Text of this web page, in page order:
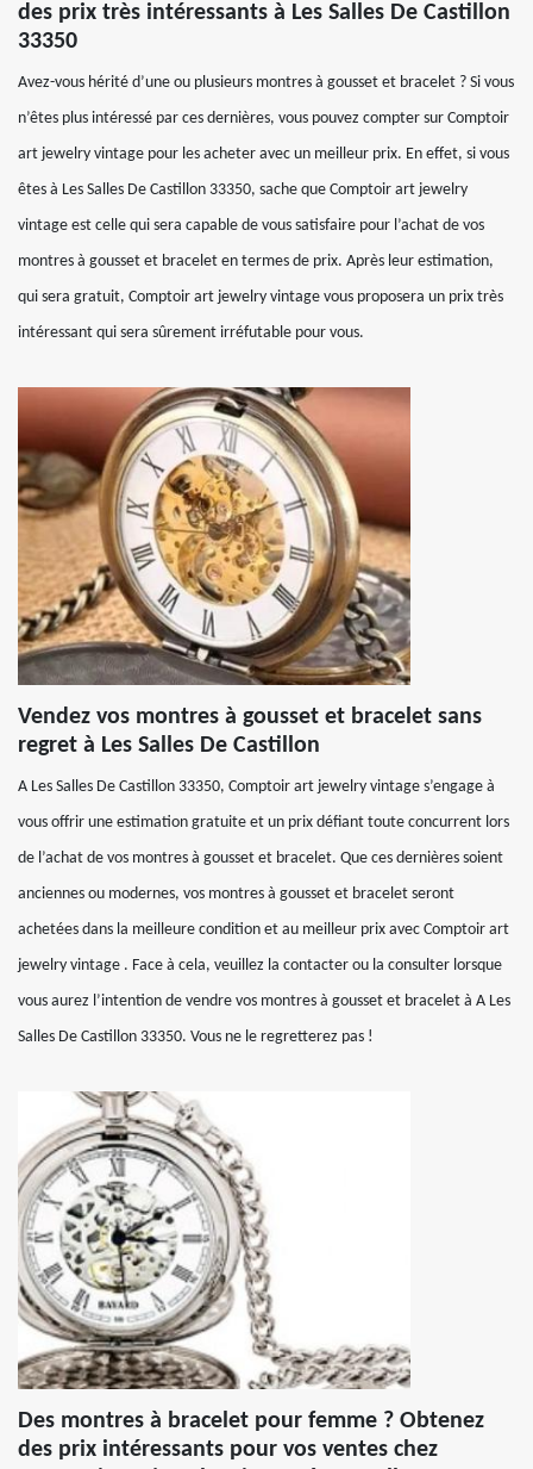
des prix très intéressants à Les Salles De Castillon
33350
Avez-vous hérité d’une ou plusieurs montres à gousset et bracelet ? Si vous
n’êtes plus intéressé par ces dernières, vous pouvez compter sur Comptoir
art jewelry vintage pour les acheter avec un meilleur prix. En effet, si vous
êtes à Les Salles De Castillon 33350, sache que Comptoir art jewelry
vintage est celle qui sera capable de vous satisfaire pour l’achat de vos
montres à gousset et bracelet en termes de prix. Après leur estimation,
qui sera gratuit, Comptoir art jewelry vintage vous proposera un prix très
intéressant qui sera sûrement irréfutable pour vous.
Vendez vos montres à gousset et bracelet sans
regret à Les Salles De Castillon
A Les Salles De Castillon 33350, Comptoir art jewelry vintage s’engage à
vous offrir une estimation gratuite et un prix défiant toute concurrent lors
de l’achat de vos montres à gousset et bracelet. Que ces dernières soient
anciennes ou modernes, vos montres à gousset et bracelet seront
achetées dans la meilleure condition et au meilleur prix avec Comptoir art
jewelry vintage . Face à cela, veuillez la contacter ou la consulter lorsque
vous aurez l’intention de vendre vos montres à gousset et bracelet à A Les
Salles De Castillon 33350. Vous ne le regretterez pas !
Des montres à bracelet pour femme ? Obtenez
des prix intéressants pour vos ventes chez